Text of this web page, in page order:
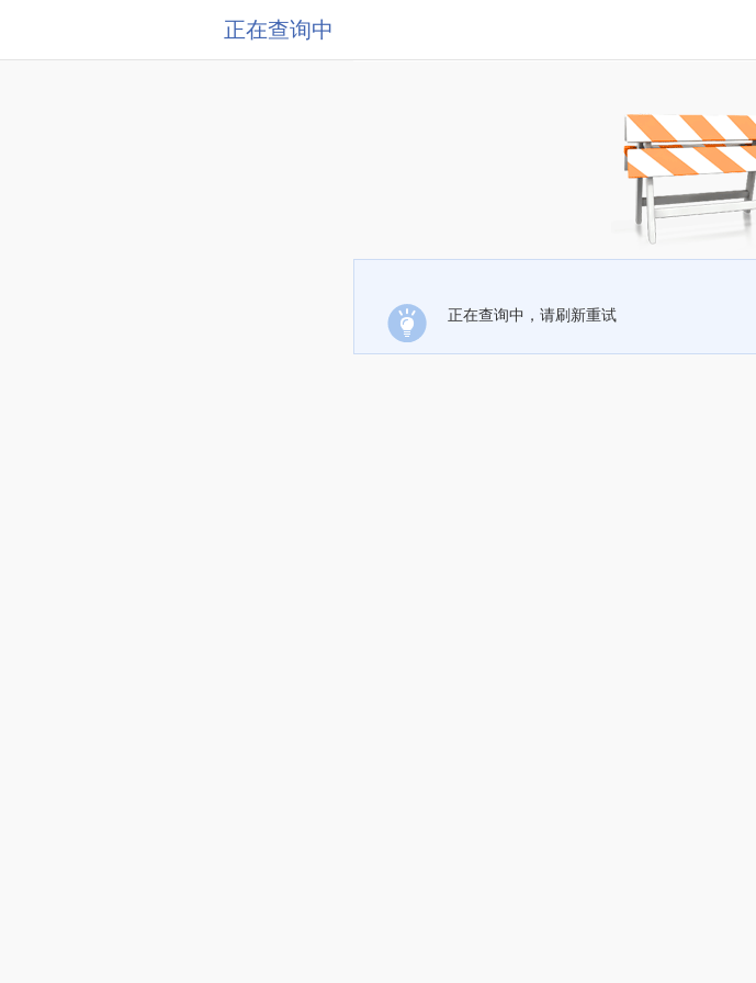
正在查询中
正在查询中，请刷新重试